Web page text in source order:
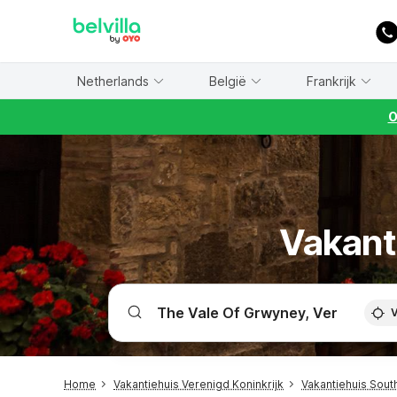
Netherlands België Frankrijk
Home Vakantiehuis Verenigd Koninkrijk Vakantiehuis